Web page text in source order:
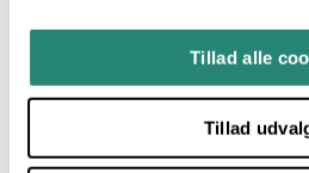
Tillad alle
Tillad